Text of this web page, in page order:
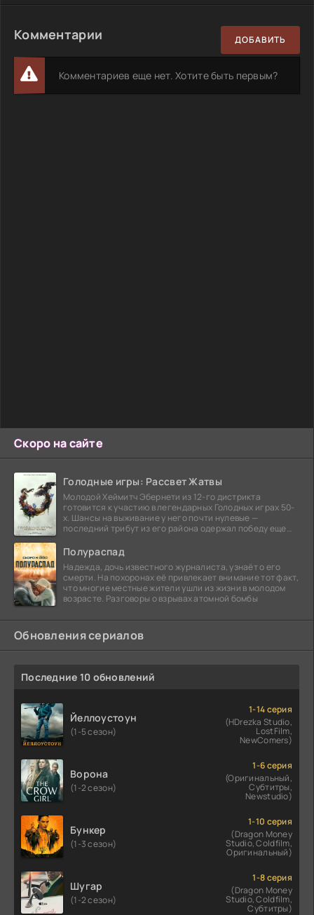
Скоро на сайте
Голодные игры: Рассвет Жатвы
Молодой Хеймитч Эбернети из 12-го дистрикта
готовится к участию в легендарных Голодных играх 50-
х. Шансы на выживание у него почти нулевые —
последний трибут из его района одержал победу еще
Полураспад
Надежда, дочь известного журналиста, узнаёт о его
смерти. На похоронах её привлекает внимание тот факт,
что многие местные жители ушли из жизни в молодом
возрасте. Разговоры о взрывах атомной бомбы
Обновления сериалов
Последние 10 обновлений
Йеллоустоун
(1-5 сезон)
1-14 серия
(HDrezka Studio,
LostFilm,
NewComers)
Ворона
(1-2 сезон)
1-6 серия
(Оригинальный,
Субтитры,
Newstudio)
Бункер
(1-3 сезон)
1-10 серия
(Dragon Money
Studio, Coldfilm,
Оригинальный)
Шугар
(1-2 сезон)
1-8 серия
(Dragon Money
Studio, Coldfilm,
Субтитры)
Комментарии ДОБАВИТЬ
Комментариев еще нет. Хотите быть первым?